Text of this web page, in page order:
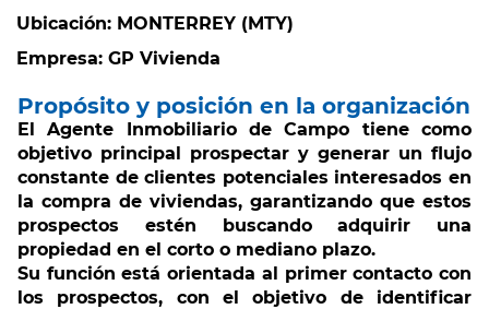
Ubicación: MONTERREY (MTY)
Empresa: GP Vivienda
Propósito y posición en la organización
ElAgente Inmobiliario de Campo tiene como
objetivo principal prospectar y generar un flujo
constante de clientes potenciales interesados en
la compra de viviendas, garantizando que estos
prospectos estén buscando adquirir una
propiedad en el corto o mediano plazo.
Su función está orientada al primer contacto con
los prospectos, con el objetivo de identificar